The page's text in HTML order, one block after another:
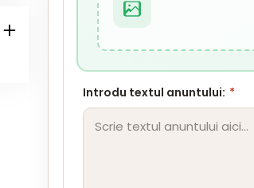
Introdu textul anuntului: *